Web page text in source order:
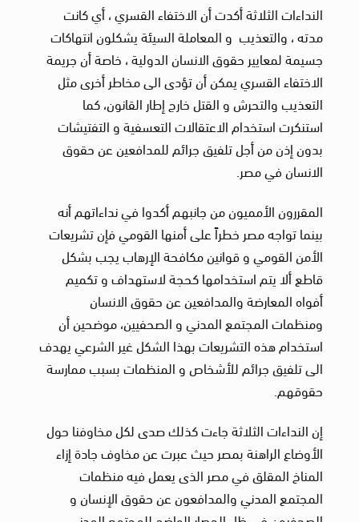
النداءات الثلاثة أكدت أن الاختفاء القسري ، أي كانت
مدته ، والتعذيب و المعاملة السيئة يشكلون انتهاكات
جسيمة لمعايير حقوق الانسان الدولية ، خاصة أن جريمة
الاختفاء القسري يمكن أن تؤدى الى مخاطر أخرى مثل
التعذيب والتحرش و القتل خارج إطار القانون، كما
استنكرت استخدام الاعتقالات التعسفية و التفتيشات
بدون إذن من أجل تلفيق جرائم للمدافعين عن حقوق
الانسان في مصر.
المقررون الأمميون من جانبهم أكدوا في نداءاتهم أنه
بينما تواجه مصر خطراً على أمنها القومي فإن تشريعات
الأمن القومي و قوانين مكافحة الإرهاب يجب بشكل
قاطع ألا يتم استخدامها كحجة لاستهداف و تكميم
أفواه المعارضة والمدافعين عن حقوق الانسان
ومنظمات المجتمع المدني و الصحفيين، موضحين أن
استخدام هذه التشريعات بهذا الشكل غير الشرعي يهدف
الى تلفيق جرائم للأشخاص و المنظمات بسبب ممارسة
حقوقهم.
إن النداءات الثلاثة جاءت كذلك صدى لكل مخاوفنا حول
الأوضاع الراهنة بمصر حيث عبرت عن مخاوف جادة إزاء
المناخ المقلق في مصر الذى يعمل فيه منظمات
المجتمع المدني والمدافعون عن حقوق الإنسان و